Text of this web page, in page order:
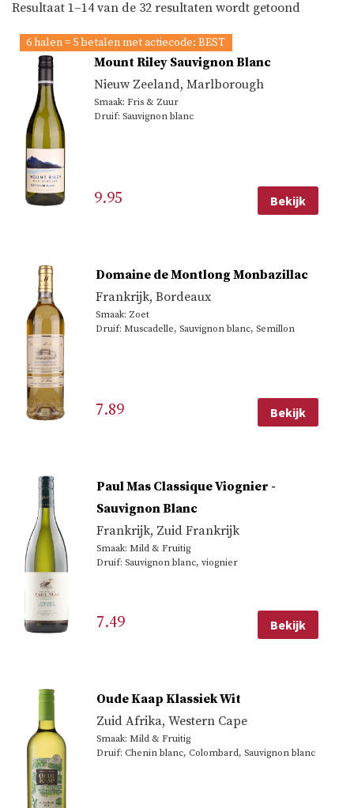
Resultaat 1–14 van de 32 resultaten wordt getoond
6 halen = 5 betalen met actiecode: BEST
Mount Riley Sauvignon Blanc
Nieuw Zeeland, Marlborough
Smaak: Fris & Zuur
Druif: Sauvignon blanc
9.95 Bekijk
Domaine de Montlong Monbazillac
Frankrijk,Bordeaux
Smaak: Zoet
Druif: Muscadelle, Sauvignon blanc, Semillon
7.89 Bekijk
Paul Mas Classique Viognier -
Sauvignon Blanc
Frankrijk, Zuid Frankrijk
Smaak: Mild & Fruitig
Druif: Sauvignon blanc, viognier
7.49 Bekijk
Oude Kaap Klassiek Wit
Zuid Afrika, Western Cape
Smaak: Mild & Fruitig
Druif: Chenin blanc, Colombard, Sauvignon blanc